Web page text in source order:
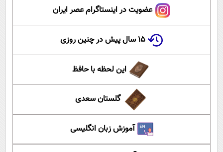
عضویت در اینستاگرام عصر ایران
۱۵ سال پیش در چنین روزی
این لحظه با حافظ
گلستان سعدی
آموزش زبان انگلیسی